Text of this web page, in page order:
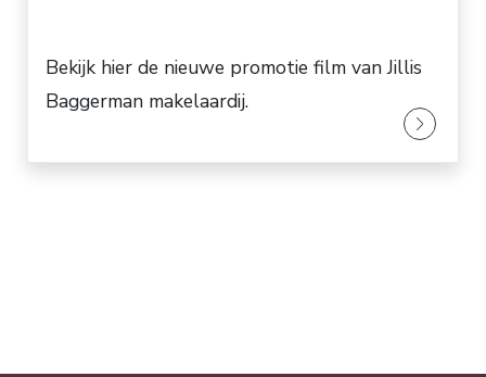
Bekijk hier de nieuwe promotie film van Jillis
Baggerman makelaardij.